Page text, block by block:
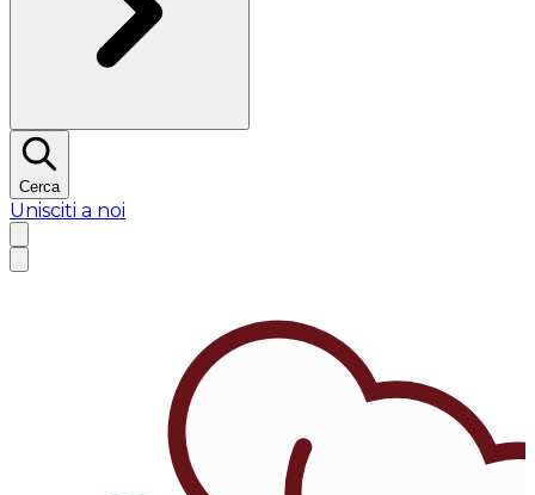
Cerca
Unisciti a noi